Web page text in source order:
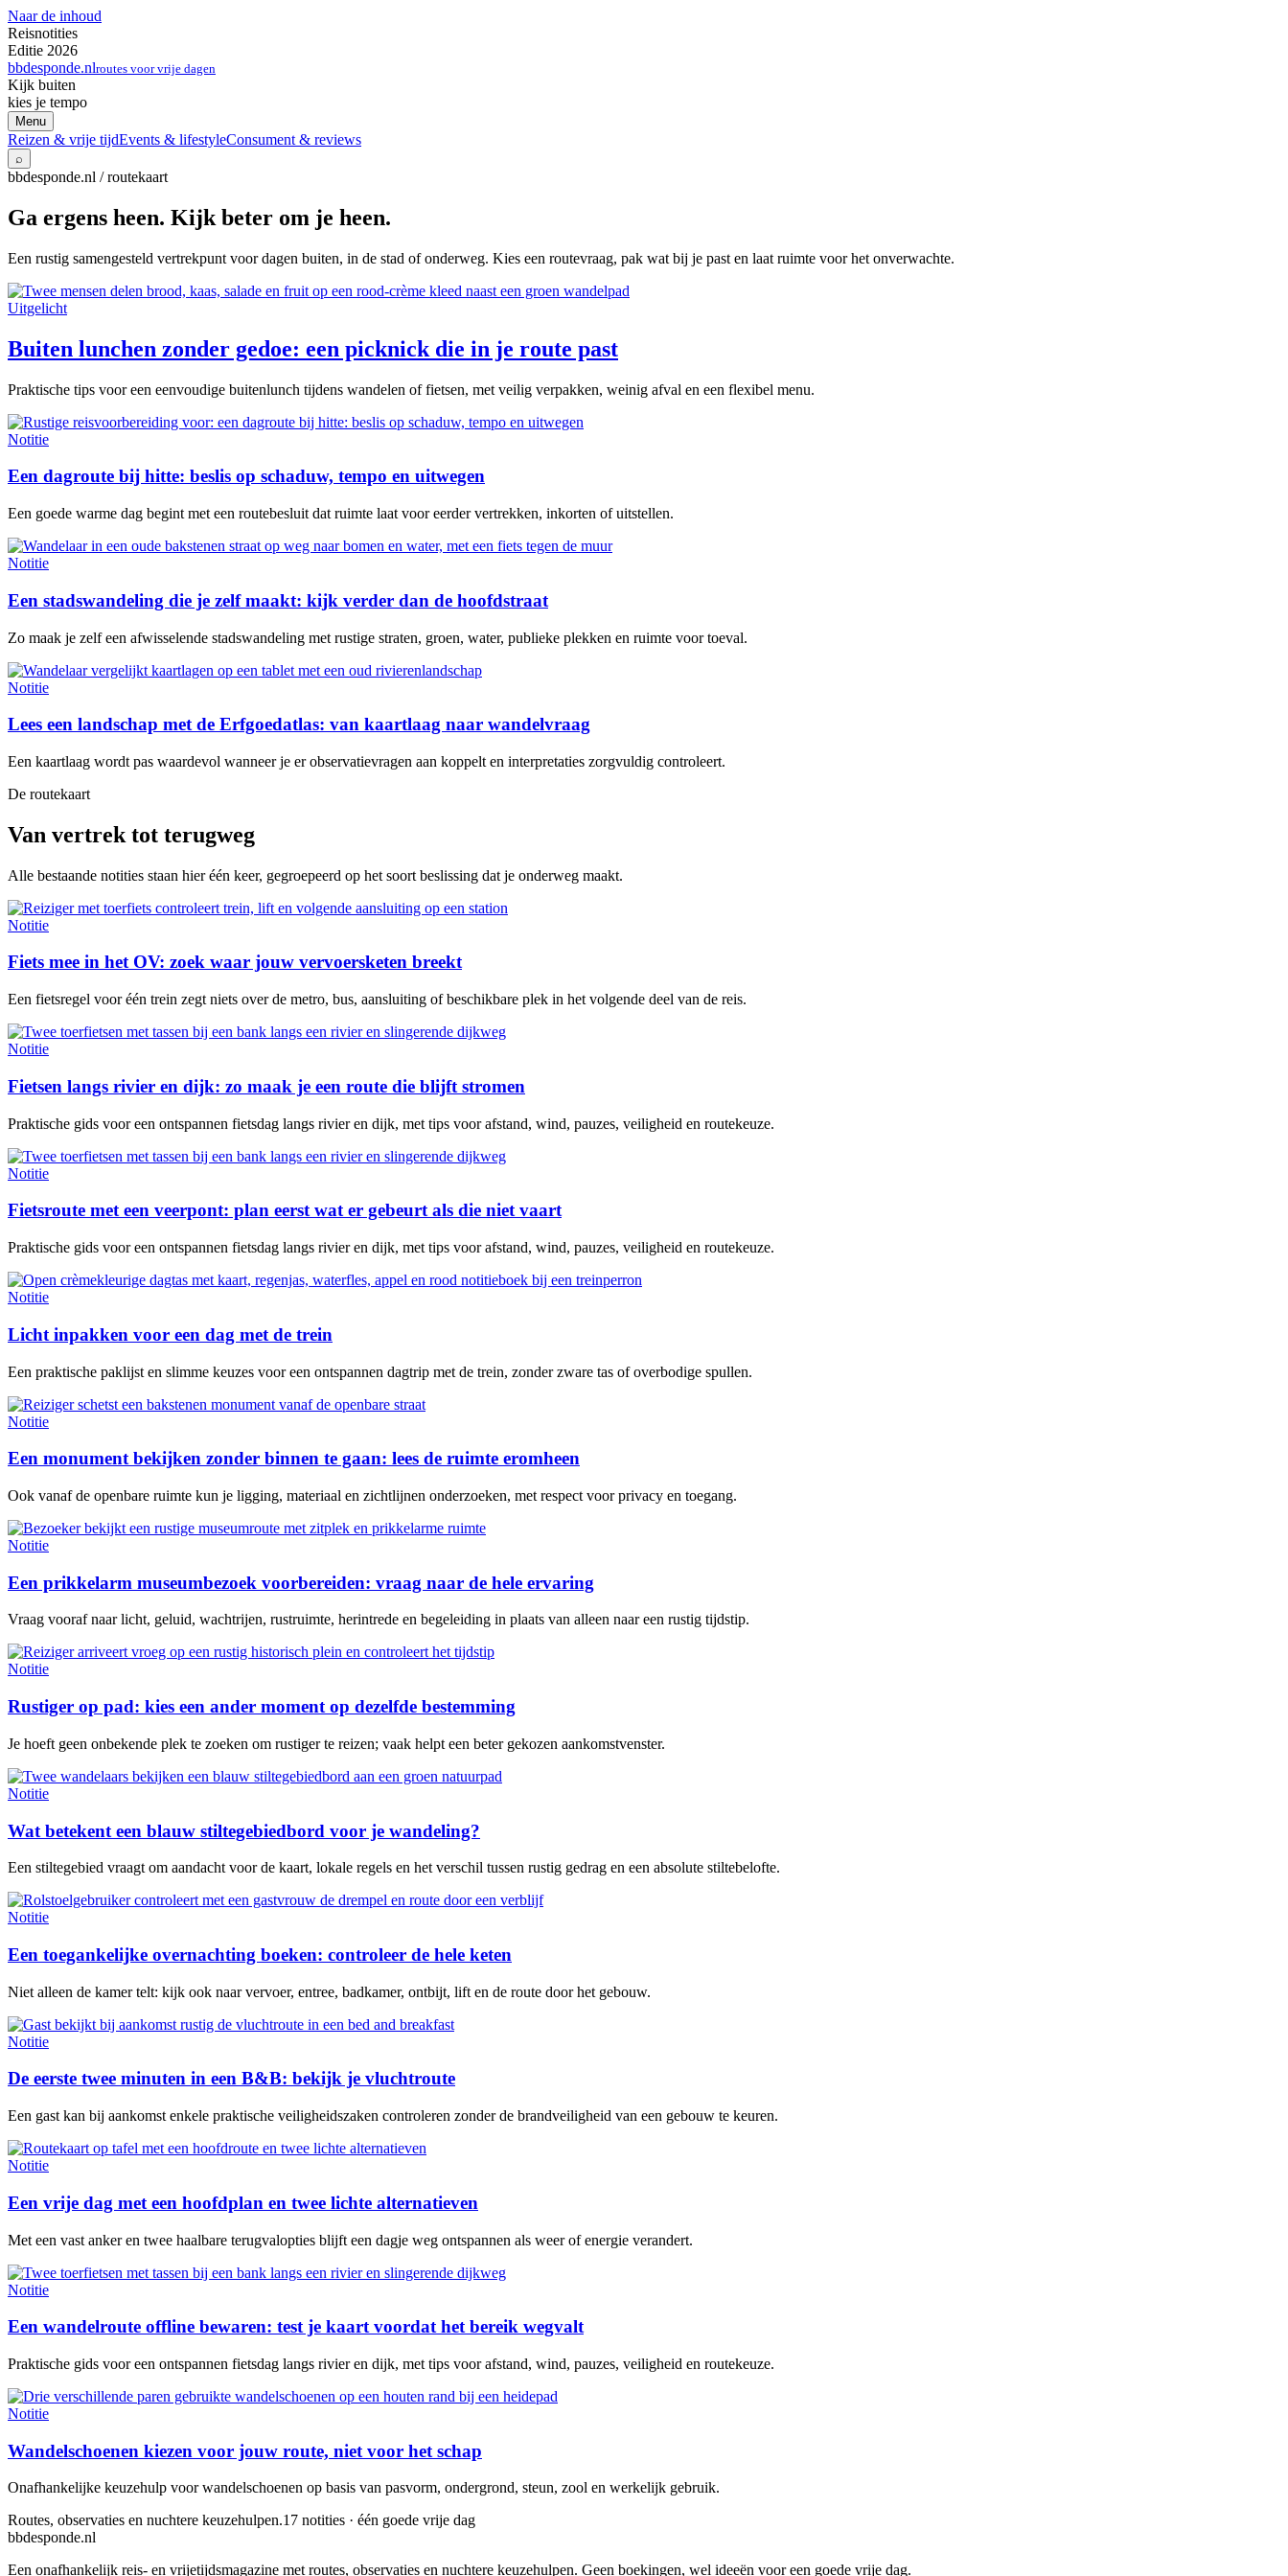
Naar de inhoud
Reisnotities
Editie 2026
bbdesponde.nlroutes voor vrije dagen
Kijk buiten
kies je tempo
Menu
Reizen & vrije tijdEvents & lifestyleConsument & reviews
⌕
bbdesponde.nl / routekaart
Ga ergens heen. Kijk beter om je heen.
Een rustig samengesteld vertrekpunt voor dagen buiten, in de stad of onderweg. Kies een routevraag, pak wat bij je past en laat ruimte voor het onverwachte.
Uitgelicht
Buiten lunchen zonder gedoe: een picknick die in je route past
Praktische tips voor een eenvoudige buitenlunch tijdens wandelen of fietsen, met veilig verpakken, weinig afval en een flexibel menu.
Notitie
Een dagroute bij hitte: beslis op schaduw, tempo en uitwegen
Een goede warme dag begint met een routebesluit dat ruimte laat voor eerder vertrekken, inkorten of uitstellen.
Notitie
Een stadswandeling die je zelf maakt: kijk verder dan de hoofdstraat
Zo maak je zelf een afwisselende stadswandeling met rustige straten, groen, water, publieke plekken en ruimte voor toeval.
Notitie
Lees een landschap met de Erfgoedatlas: van kaartlaag naar wandelvraag
Een kaartlaag wordt pas waardevol wanneer je er observatievragen aan koppelt en interpretaties zorgvuldig controleert.
De routekaart
Van vertrek tot terugweg
Alle bestaande notities staan hier één keer, gegroepeerd op het soort beslissing dat je onderweg maakt.
Notitie
Fiets mee in het OV: zoek waar jouw vervoersketen breekt
Een fietsregel voor één trein zegt niets over de metro, bus, aansluiting of beschikbare plek in het volgende deel van de reis.
Notitie
Fietsen langs rivier en dijk: zo maak je een route die blijft stromen
Praktische gids voor een ontspannen fietsdag langs rivier en dijk, met tips voor afstand, wind, pauzes, veiligheid en routekeuze.
Notitie
Fietsroute met een veerpont: plan eerst wat er gebeurt als die niet vaart
Praktische gids voor een ontspannen fietsdag langs rivier en dijk, met tips voor afstand, wind, pauzes, veiligheid en routekeuze.
Notitie
Licht inpakken voor een dag met de trein
Een praktische paklijst en slimme keuzes voor een ontspannen dagtrip met de trein, zonder zware tas of overbodige spullen.
Notitie
Een monument bekijken zonder binnen te gaan: lees de ruimte eromheen
Ook vanaf de openbare ruimte kun je ligging, materiaal en zichtlijnen onderzoeken, met respect voor privacy en toegang.
Notitie
Een prikkelarm museumbezoek voorbereiden: vraag naar de hele ervaring
Vraag vooraf naar licht, geluid, wachtrijen, rustruimte, herintrede en begeleiding in plaats van alleen naar een rustig tijdstip.
Notitie
Rustiger op pad: kies een ander moment op dezelfde bestemming
Je hoeft geen onbekende plek te zoeken om rustiger te reizen; vaak helpt een beter gekozen aankomstvenster.
Notitie
Wat betekent een blauw stiltegebiedbord voor je wandeling?
Een stiltegebied vraagt om aandacht voor de kaart, lokale regels en het verschil tussen rustig gedrag en een absolute stiltebelofte.
Notitie
Een toegankelijke overnachting boeken: controleer de hele keten
Niet alleen de kamer telt: kijk ook naar vervoer, entree, badkamer, ontbijt, lift en de route door het gebouw.
Notitie
De eerste twee minuten in een B&B: bekijk je vluchtroute
Een gast kan bij aankomst enkele praktische veiligheidszaken controleren zonder de brandveiligheid van een gebouw te keuren.
Notitie
Een vrije dag met een hoofdplan en twee lichte alternatieven
Met een vast anker en twee haalbare terugvalopties blijft een dagje weg ontspannen als weer of energie verandert.
Notitie
Een wandelroute offline bewaren: test je kaart voordat het bereik wegvalt
Praktische gids voor een ontspannen fietsdag langs rivier en dijk, met tips voor afstand, wind, pauzes, veiligheid en routekeuze.
Notitie
Wandelschoenen kiezen voor jouw route, niet voor het schap
Onafhankelijke keuzehulp voor wandelschoenen op basis van pasvorm, ondergrond, steun, zool en werkelijk gebruik.
Routes, observaties en nuchtere keuzehulpen.17 notities · één goede vrije dag
bbdesponde.nl
Een onafhankelijk reis- en vrijetijdsmagazine met routes, observaties en nuchtere keuzehulpen. Geen boekingen, wel ideeën voor een goede vrije dag.